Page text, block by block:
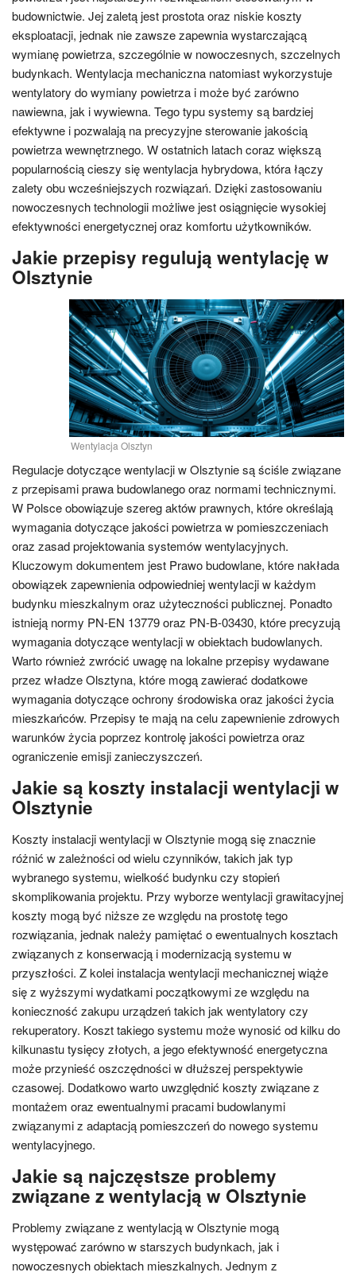
budownictwie. Jej zaletą jest prostota oraz niskie koszty
eksploatacji, jednak nie zawsze zapewnia wystarczającą
wymianę powietrza, szczególnie w nowoczesnych, szczelnych
budynkach. Wentylacja mechaniczna natomiast wykorzystuje
wentylatory do wymiany powietrza i może być zarówno
nawiewna, jak i wywiewna. Tego typu systemy są bardziej
efektywne i pozwalają na precyzyjne sterowanie jakością
powietrza wewnętrznego. W ostatnich latach coraz większą
popularnością cieszy się wentylacja hybrydowa, która łączy
zalety obu wcześniejszych rozwiązań. Dzięki zastosowaniu
nowoczesnych technologii możliwe jest osiągnięcie wysokiej
efektywności energetycznej oraz komfortu użytkowników.
Jakie przepisy regulują wentylację w
Olsztynie
Wentylacja Olsztyn
Regulacje dotyczące wentylacji w Olsztynie są ściśle związane
z przepisami prawa budowlanego oraz normami technicznymi.
W Polsce obowiązuje szereg aktów prawnych, które określają
wymagania dotyczące jakości powietrza w pomieszczeniach
oraz zasad projektowania systemów wentylacyjnych.
Kluczowym dokumentem jest Prawo budowlane, które nakłada
obowiązek zapewnienia odpowiedniej wentylacji w każdym
budynku mieszkalnym oraz użyteczności publicznej. Ponadto
istnieją normy PN-EN 13779 oraz PN-B-03430, które precyzują
wymagania dotyczące wentylacji w obiektach budowlanych.
Warto również zwrócić uwagę na lokalne przepisy wydawane
przez władze Olsztyna, które mogą zawierać dodatkowe
wymagania dotyczące ochrony środowiska oraz jakości życia
mieszkańców. Przepisy te mają na celu zapewnienie zdrowych
warunków życia poprzez kontrolę jakości powietrza oraz
ograniczenie emisji zanieczyszczeń.
Jakie są koszty instalacji wentylacji w
Olsztynie
Koszty instalacji wentylacji w Olsztynie mogą się znacznie
różnić w zależności od wielu czynników, takich jak typ
wybranego systemu, wielkość budynku czy stopień
skomplikowania projektu. Przy wyborze wentylacji grawitacyjnej
koszty mogą być niższe ze względu na prostotę tego
rozwiązania, jednak należy pamiętać o ewentualnych kosztach
związanych z konserwacją i modernizacją systemu w
przyszłości. Z kolei instalacja wentylacji mechanicznej wiąże
się z wyższymi wydatkami początkowymi ze względu na
konieczność zakupu urządzeń takich jak wentylatory czy
rekuperatory. Koszt takiego systemu może wynosić od kilku do
kilkunastu tysięcy złotych, a jego efektywność energetyczna
może przynieść oszczędności w dłuższej perspektywie
czasowej. Dodatkowo warto uwzględnić koszty związane z
montażem oraz ewentualnymi pracami budowlanymi
związanymi z adaptacją pomieszczeń do nowego systemu
wentylacyjnego.
Jakie są najczęstsze problemy
związane z wentylacją w Olsztynie
Problemy związane z wentylacją w Olsztynie mogą
występować zarówno w starszych budynkach, jak i
nowoczesnych obiektach mieszkalnych. Jednym z